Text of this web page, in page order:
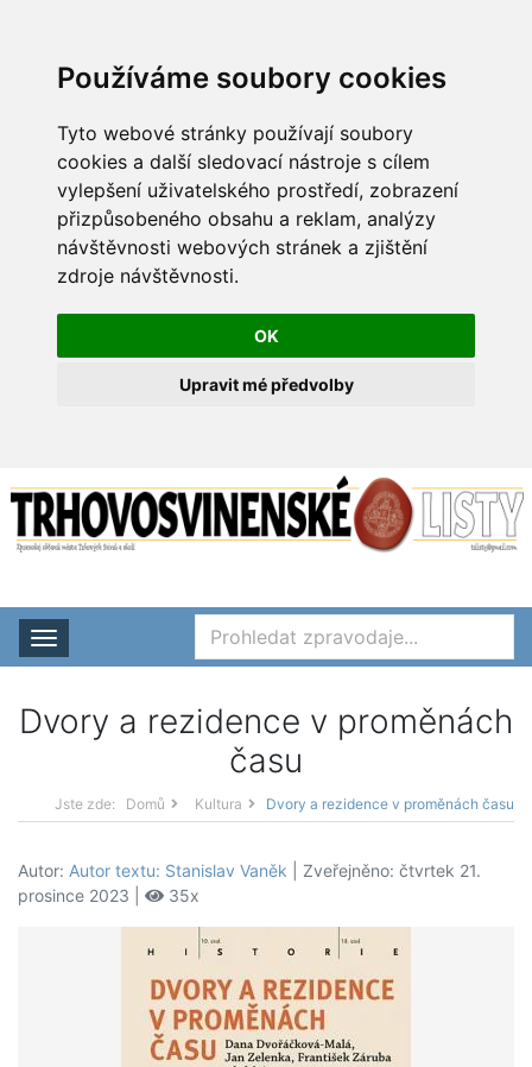
Používáme soubory cookies
Tyto webové stránky používají soubory
cookies a další sledovací nástroje s cílem
vylepšení uživatelského prostředí, zobrazení
přizpůsobeného obsahu a reklam, analýzy
návštěvnosti webových stránek a zjištění
zdroje návštěvnosti.
OK
Upravit mé předvolby
Rozbalit nabídku
Dvory a rezidence v proměnách
času
Jste zde: Domů Kultura Dvory a rezidence v proměnách času
Autor: Autor textu: Stanislav Vaněk | Zveřejněno: čtvrtek 21.
prosince 2023 |
35x